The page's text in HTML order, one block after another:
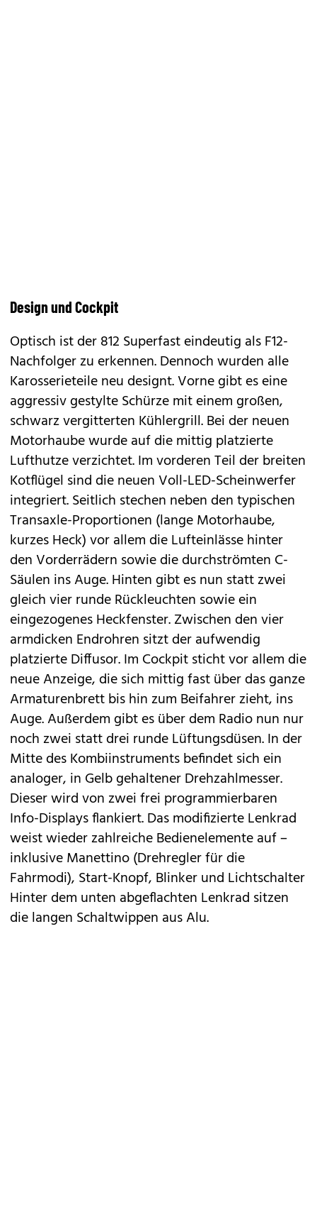
Design und Cockpit
Optisch ist der 812 Superfast eindeutig als F12-
Nachfolger zu erkennen. Dennoch wurden alle
Karosserieteile neu designt. Vorne gibt es eine
aggressiv gestylte Schürze mit einem großen,
schwarz vergitterten Kühlergrill. Bei der neuen
Motorhaube wurde auf die mittig platzierte
Lufthutze verzichtet. Im vorderen Teil der breiten
Kotflügel sind die neuen Voll-LED-Scheinwerfer
integriert. Seitlich stechen neben den typischen
Transaxle-Proportionen (lange Motorhaube,
kurzes Heck) vor allem die Lufteinlässe hinter
den Vorderrädern sowie die durchströmten C-
Säulen ins Auge. Hinten gibt es nun statt zwei
gleich vier runde Rückleuchten sowie ein
eingezogenes Heckfenster. Zwischen den vier
armdicken Endrohren sitzt der aufwendig
platzierte Diffusor. Im Cockpit sticht vor allem die
neue Anzeige, die sich mittig fast über das ganze
Armaturenbrett bis hin zum Beifahrer zieht, ins
Auge. Außerdem gibt es über dem Radio nun nur
noch zwei statt drei runde Lüftungsdüsen. In der
Mitte des Kombiinstruments befindet sich ein
analoger, in Gelb gehaltener Drehzahlmesser.
Dieser wird von zwei frei programmierbaren
Info-Displays flankiert. Das modifizierte Lenkrad
weist wieder zahlreiche Bedienelemente auf –
inklusive Manettino (Drehregler für die
Fahrmodi), Start-Knopf, Blinker und Lichtschalter
Hinter dem unten abgeflachten Lenkrad sitzen
die langen Schaltwippen aus Alu.